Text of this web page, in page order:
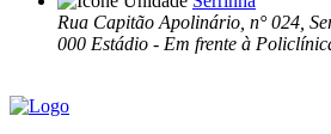
Rua Capitão Apolinário, n° 024,
000 Estádio - Em frente à